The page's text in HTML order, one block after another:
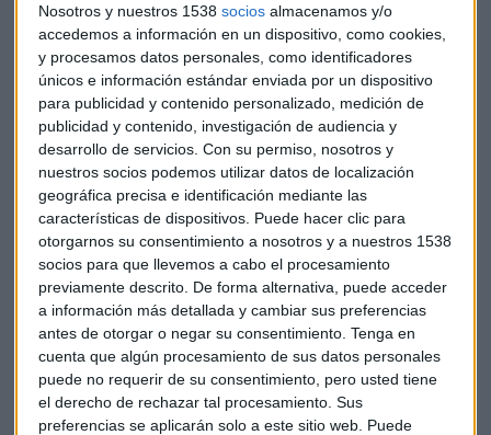
Nosotros y nuestros 1538 socios almacenamos y/o
accedemos a información en un dispositivo, como cookies,
y procesamos datos personales, como identificadores
únicos e información estándar enviada por un dispositivo
para publicidad y contenido personalizado, medición de
publicidad y contenido, investigación de audiencia y
desarrollo de servicios. Con su permiso, nosotros y
nuestros socios podemos utilizar datos de localización
geográfica precisa e identificación mediante las
características de dispositivos. Puede hacer clic para
otorgarnos su consentimiento a nosotros y a nuestros 1538
socios para que llevemos a cabo el procesamiento
previamente descrito. De forma alternativa, puede acceder
a información más detallada y cambiar sus preferencias
antes de otorgar o negar su consentimiento. Tenga en
cuenta que algún procesamiento de sus datos personales
puede no requerir de su consentimiento, pero usted tiene
el derecho de rechazar tal procesamiento. Sus
preferencias se aplicarán solo a este sitio web. Puede
La compañía no descarta en el futuro lainversión en otros
sectores.A cierre del primer trimestre de este año, la
compañía reporta ingresos por arrendamiento de sus
gasolineras de 1,5 millones de euros, y soporta una deuda de
42 millones de euros, equivalente al 84% del valor de los
activos.
Bolsa Gasolineras Kingbook
Suscríbete a nuestros boletines
Te enviaremos las noticias más importantes del día